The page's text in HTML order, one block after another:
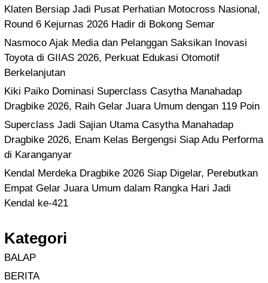
Klaten Bersiap Jadi Pusat Perhatian Motocross Nasional,
Round 6 Kejurnas 2026 Hadir di Bokong Semar
Nasmoco Ajak Media dan Pelanggan Saksikan Inovasi
Toyota di GIIAS 2026, Perkuat Edukasi Otomotif
Berkelanjutan
Kiki Paiko Dominasi Superclass Casytha Manahadap
Dragbike 2026, Raih Gelar Juara Umum dengan 119 Poin
Superclass Jadi Sajian Utama Casytha Manahadap
Dragbike 2026, Enam Kelas Bergengsi Siap Adu Performa
di Karanganyar
Kendal Merdeka Dragbike 2026 Siap Digelar, Perebutkan
Empat Gelar Juara Umum dalam Rangka Hari Jadi
Kendal ke-421
Kategori
BALAP
BERITA